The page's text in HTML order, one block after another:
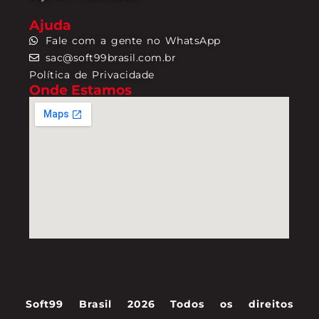
Ajuda
Fale com a gente no WhatsApp
sac@soft99brasil.com.br
Política de Privacidade
Onde Estamos
Soft99 Brasil 2026 Todos os direitos